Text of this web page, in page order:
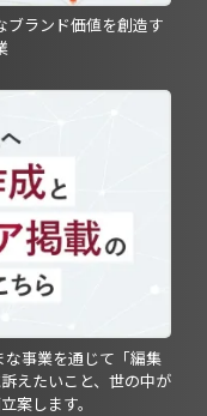
ブランド価値を創造す
事業を通じて「編集
えたいこと、世の中が
案します。